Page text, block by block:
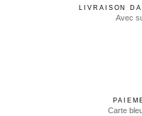
LIVRAISON
Avec
Carte